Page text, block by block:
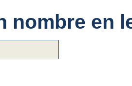
nombre en